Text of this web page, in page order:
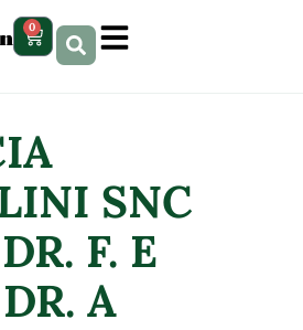
0
SNC
F. E
A